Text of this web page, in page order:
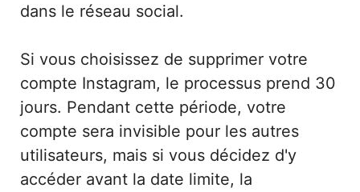
dans le réseau social.
Si vous choisissez de supprimer votre
compte Instagram, le processus prend 30
jours. Pendant cette période, votre
compte sera invisible pour les autres
utilisateurs, mais si vous décidez d'y
accéder avant la date limite, la